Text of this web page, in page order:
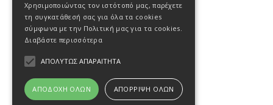
Χρησιμοποιώντας τον ιστότοπό μας, παρέχετε
τη συγκατάθεσή σας για όλα τα cookies
σύμφωνα με την Πολιτική μας για τα cookies.
Διαβάστε περισσότερα
ΑΠΟΛΎΤΩΣ ΑΠΑΡΑΊΤΗΤΑ
ΑΠΟΔΟΧΉ ΌΛΩΝ ΑΠΌΡΡΙΨΗ ΌΛΩΝ